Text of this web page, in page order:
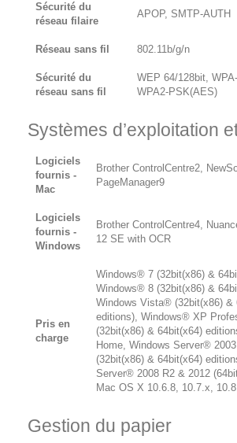
Sécurité du
réseau filaire
APOP, SMTP-AUTH
Réseau sans fil 802.11b/g/n
Sécurité du
réseau sans fil
WEP 64/128bit,
WPA2-PSK(AES)
Systèmes d’exploitation
Logiciels
fournis -
Mac
Brother ControlCentre2,
PageManager9
Logiciels
fournis -
Windows
Brother ControlCentre4,
12 SE with OCR
Pris en
charge
Windows® 7 (32bit(x86) &
Windows® 8 (32bit(x86) &
Windows Vista® (32bit(x86) &
editions), Windows® XP
(32bit(x86) & 64bit(x64)
Home, Windows Server®
(32bit(x86) & 64bit(x64)
Server® 2008 R2 & 2012
Mac OS X 10.6.8, 10.7.x,
Gestion du papier